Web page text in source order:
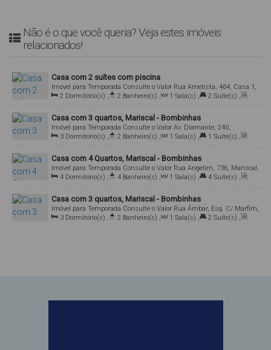
Não é o que você queria? Veja estes imóveis
relacionados!
Casa com 2 suítes com piscina
Consulte o Valor
Imóvel para Temporada
Rua Ametista, 464, Casa 1,
Mariscal, Bombinhas, Santa Catarina, Brasil
2 Dormitório(s) , 2 Banheiro(s) , 1 Sala(s) , 2 Suíte(s) ,
Casa com 3 quartos, Mariscal - Bombinhas
Consulte o Valor
Imóvel para Temporada
Av. Diamante, 240,
Mariscal, Bombinhas, Santa Catarina, Brasil
3 Dormitório(s) , 2 Banheiro(s) , 1 Sala(s) , 1 Suíte(s) ,
Casa com 4 Quartos, Mariscal - Bombinhas
Consulte o Valor
Imóvel para Temporada
Rua Angelim, 736, Mariscal,
Bombinhas, Santa Catarina, Brasil
4 Dormitório(s) , 4 Banheiro(s) , 1 Sala(s) , 4 Suíte(s) ,
Casa com 3 quartos, Mariscal - Bombinhas
Consulte o Valor
Imóvel para Temporada
Rua Âmbar, Esq. C/ Marfim,
2465, Mariscal, Bombinhas, Santa Catarina, Brasil
3 Dormitório(s) , 2 Banheiro(s) , 1 Sala(s) , 2 Suíte(s) ,